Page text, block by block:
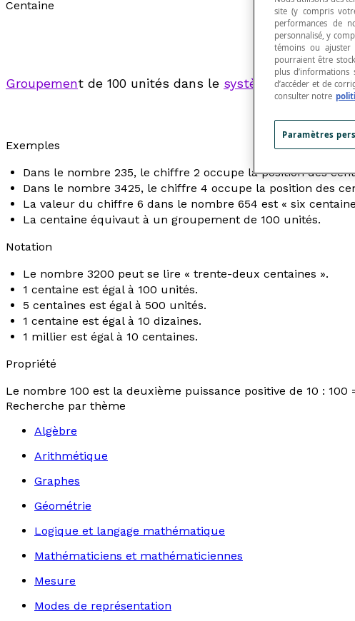
Centaine
Groupement de 100 unités dans le système de
Exemples
Dans le nombre 235, le chiffre 2 occupe la position des
Dans le nombre 3425, le chiffre 4 occupe la position des
La valeur du chiffre 6 dans le nombre 654 est « six
La centaine équivaut à un groupement de 100 unités.
Notation
Le nombre 3200 peut se lire « trente-deux centaines ».
1 centaine est égal à 100 unités.
5 centaines est égal à 500 unités.
1 centaine est égal à 10 dizaines.
1 millier est égal à 10 centaines.
Propriété
Le nombre 100 est la deuxième puissance positive de 10 : 100
Recherche par thème
Algèbre
Arithmétique
Graphes
Géométrie
Logique et langage mathématique
Mathématiciens et mathématiciennes
Mesure
Modes de représentation
site (y compris
performances de
personnalisé, y
témoins ou ajuster
pourraient être
plus
d’accéder et de
consulter notre
Paramètres